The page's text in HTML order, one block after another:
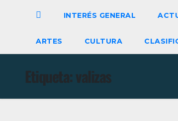
INTERÉS GENERAL
ARTES CULTURA
Etiqueta:valizas